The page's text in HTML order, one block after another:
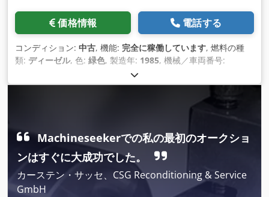
価格情報 電話する
コンディション: 中古, 機能: 完全に稼働しています, 燃料の種
類: ディーゼル, 色: 緑色, 製造年: 1985, 機械／車両番号:
, 商品説明 中古catモーターグレーダー メーカー：
CATERPILLAR モデル 130G ディーゼルエンジン Csdpjul U
Epsfx Aaxsrf 現状販売 お問い合わせ ヴィジャイ JPNインダス
トリアル・トレーディング社 13A パンダンクレセント、シンガ
Machineseekerでの私の最初のオークショ
ンはすぐに大成功でした。
カーステン・サッセ、CSG Reconditioning & Service
GmbH